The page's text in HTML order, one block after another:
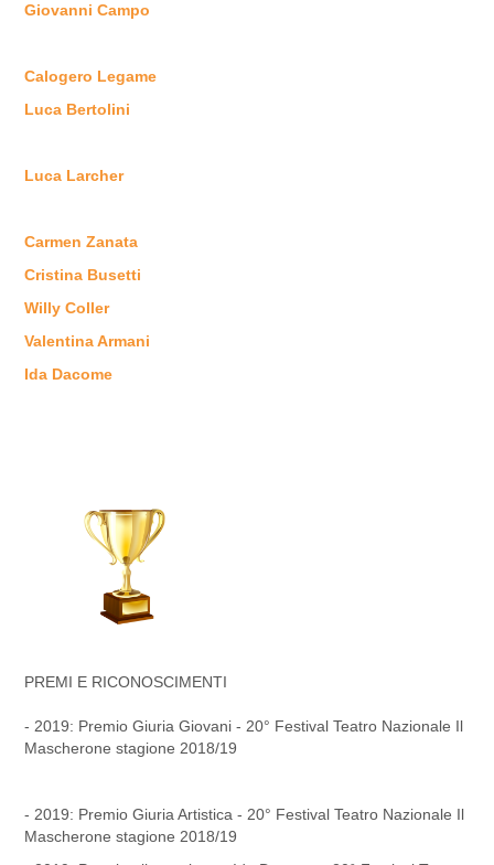
Giovanni Campo
Calogero Legame
Luca Bertolini
Luca Larcher
Carmen Zanata
Cristina Busetti
Willy Coller
Valentina Armani
Ida Dacome
PREMI E RICONOSCIMENTI
- 2019: Premio Giuria Giovani - 20° Festival Teatro Nazionale Il
Mascherone stagione 2018/19
- 2019: Premio Giuria Artistica - 20° Festival Teatro Nazionale Il
Mascherone stagione 2018/19